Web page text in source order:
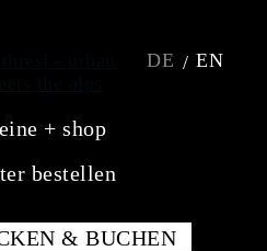
DE EN
+ shop
bestellen
& BUCHEN